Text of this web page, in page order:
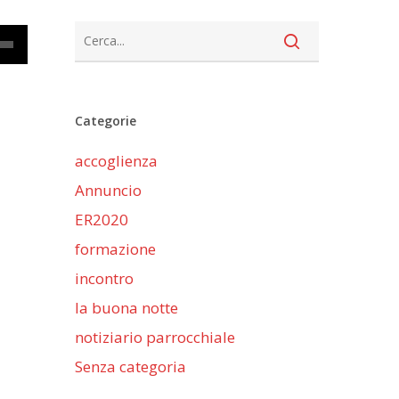
Categorie
accoglienza
Annuncio
ER2020
formazione
incontro
la buona notte
notiziario parrocchiale
Senza categoria